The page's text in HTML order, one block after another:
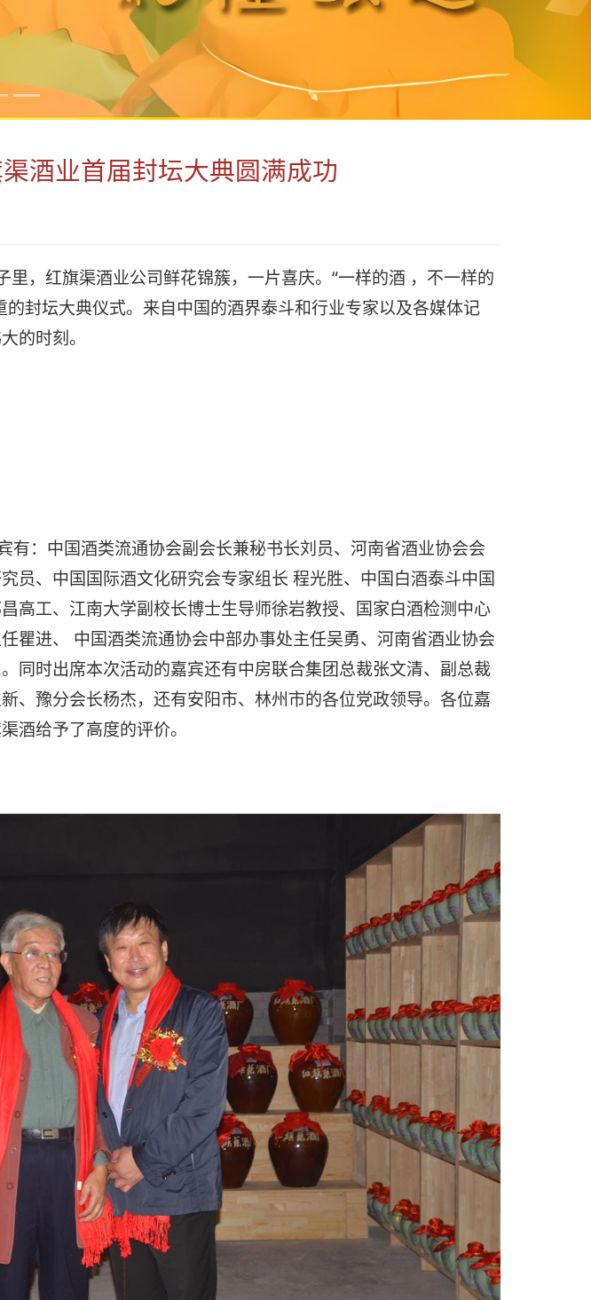
酒业首届封坛大典圆满成功
，红旗渠酒业公司鲜花锦簇，一片喜庆。“一样的酒 ，不一样的
封坛大典仪式。来自中国的酒界泰斗和行业专家以及各媒体记
的时刻。
有：中国酒类流通协会副会长兼秘书长刘员、河南省酒业协会会
员、中国国际酒文化研究会专家组长 程光胜、中国白酒泰斗中国
高工、江南大学副校长博士生导师徐岩教授、国家白酒检测中心
瞿进、 中国酒类流通协会中部办事处主任吴勇、河南省酒业协会
同时出席本次活动的嘉宾还有中房联合集团总裁张文清、副总裁
、豫分会长杨杰，还有安阳市、林州市的各位党政领导。各位嘉
酒给予了高度的评价。